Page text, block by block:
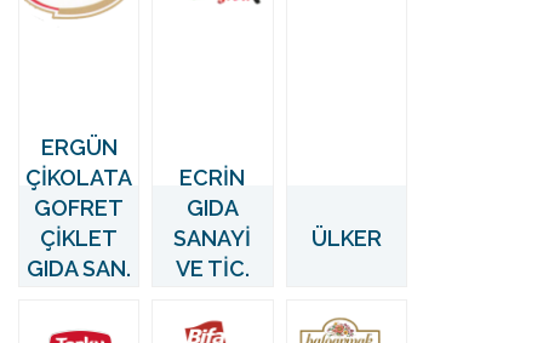
ERGÜN
ÇİKOLATA
GOFRET
ÇİKLET
GIDA SAN.
LTD. ŞTİ.
ECRİN
GIDA
SANAYİ
VE TİC.
ÜLKER